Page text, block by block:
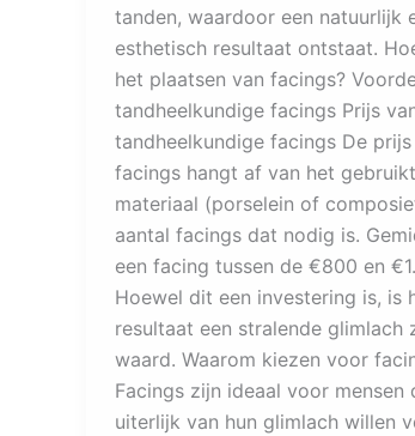
tanden, waardoor een natuurlijk
esthetisch resultaat ontstaat.
het plaatsen van facings?
tandheelkundige facings Prijs
tandheelkundige facings De prijs
facings hangt af van het
materiaal (porselein of
aantal facings dat nodig is.
een facing tussen de €800 en
Hoewel dit een investering is, is
resultaat een stralende glimlach
waard. Waarom kiezen voor
Facings zijn ideaal voor mensen
uiterlijk van hun glimlach willen